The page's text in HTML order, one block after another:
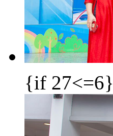
{if 27<=6}